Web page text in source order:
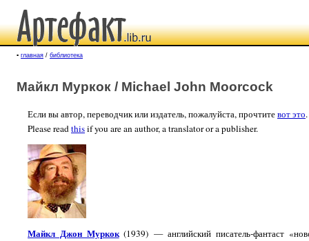
▪ главная / библиотека
Майкл Муркок / Michael John Moorcock
Если вы автор, переводчик или издатель, пожалуйста, прочтитевот это.
Please readthisif you are an author, a translator or a publisher.
Майкл Джон Муркок(1939) — английский писатель-фантаст